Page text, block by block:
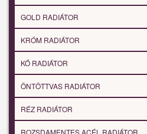
GOLD RADIÁTOR
KRÓM RADIÁTOR
KŐ RADIÁTOR
ÖNTÖTTVAS RADIÁTOR
RÉZ RADIÁTOR